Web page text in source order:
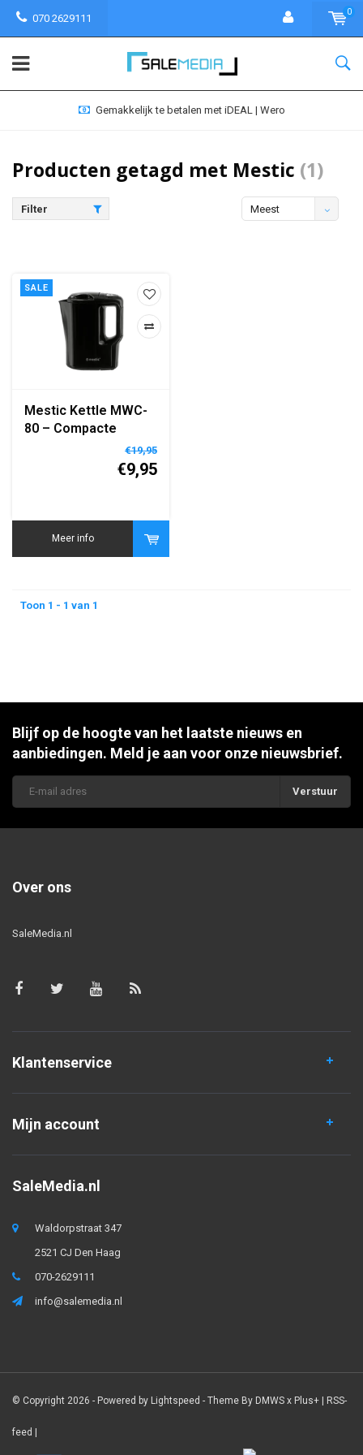
070 2629111
0
Gemakkelijk te betalen met iDEAL | Wero
Producten getagd met Mestic (1)
Filter
Meest
SALE
Mestic Kettle MWC-
80 – Compacte
Waterkoker voor
Camping en Reizen
€19,95
€9,95
Meer info
Toon 1 - 1 van 1
Blijf op de hoogte van het laatste nieuws en
aanbiedingen. Meld je aan voor onze nieuwsbrief.
Verstuur
Over ons
SaleMedia.nl
Klantenservice
Mijn account
SaleMedia.nl
Waldorpstraat 347
2521 CJ Den Haag
070-2629111
info@salemedia.nl
© Copyright 2026 - Powered by Lightspeed - Theme By DMWS x Plus+ | RSS-
feed |